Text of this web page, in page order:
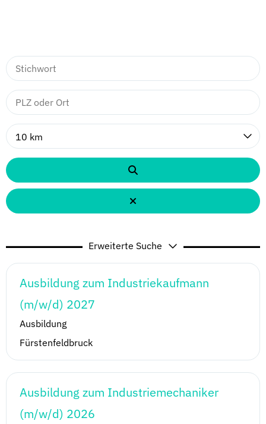
10 km
Erweiterte Suche
Ausbildung zum Industriekaufmann
(m/w/d) 2027
Ausbildung
Fürstenfeldbruck
Ausbildung zum Industriemechaniker
(m/w/d) 2026